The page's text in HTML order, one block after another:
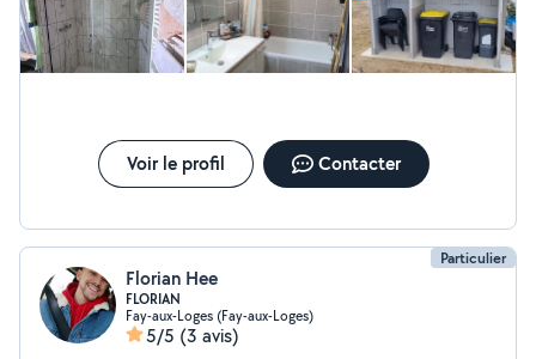
Voir le profil Contacter
Particulier
Florian Hee
FLORIAN
Fay-aux-Loges (Fay-aux-Loges)
5/5 (3 avis)